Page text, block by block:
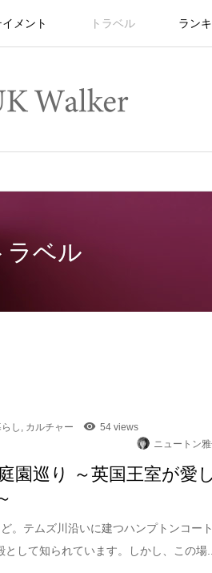
メント トラベル ラン
ラベル
し カルチャー
54 views
ニュートン
園巡り ～英国王室が愛し
。テムズ川沿いに建つハンプトンコート
して知られています。しかし、この場...